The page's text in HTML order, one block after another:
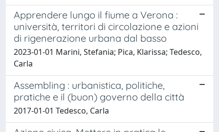
Apprendere lungo il fiume a Verona :
università, territori di circolazione e azioni
di rigenerazione urbana dal basso
2023-01-01 Marini, Stefania; Pica, Klarissa; Tedesco,
Carla
Assembling : urbanistica, politiche,
pratiche e il (buon) governo della città
2017-01-01 Tedesco, Carla